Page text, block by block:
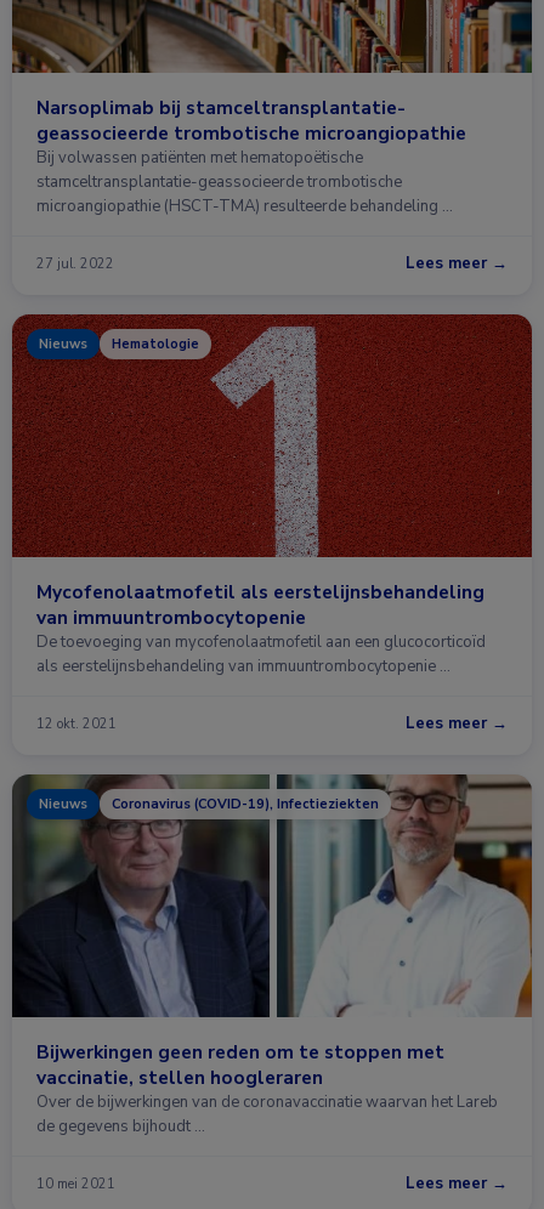
Narsoplimab bij stamceltransplantatie-
geassocieerde trombotische microangiopathie
Bij volwassen patiënten met hematopoëtische
stamceltransplantatie-geassocieerde trombotische
microangiopathie (HSCT-TMA) resulteerde behandeling …
27 jul. 2022 Lees meer →
Nieuws Hematologie
Mycofenolaatmofetil als eerstelijnsbehandeling
van immuuntrombocytopenie
De toevoeging van mycofenolaatmofetil aan een glucocorticoïd
als eerstelijnsbehandeling van immuuntrombocytopenie …
12 okt. 2021 Lees meer →
Nieuws Coronavirus (COVID-19), Infectieziekten
Bijwerkingen geen reden om te stoppen met
vaccinatie, stellen hoogleraren
Over de bijwerkingen van de coronavaccinatie waarvan het Lareb
de gegevens bijhoudt …
10 mei 2021 Lees meer →